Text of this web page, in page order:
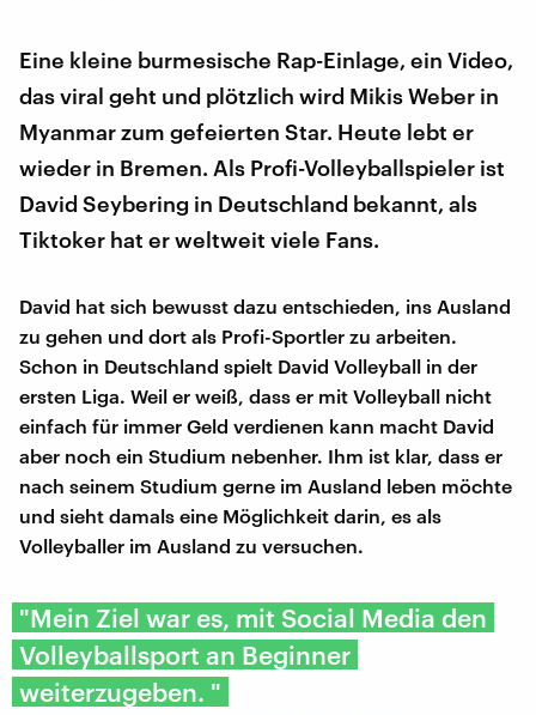
Eine kleine burmesische Rap-Einlage, ein Video,
das viral geht und plötzlich wird Mikis Weber in
Myanmar zum gefeierten Star. Heute lebt er
wieder in Bremen. Als Profi-Volleyballspieler ist
David Seybering in Deutschland bekannt, als
Tiktoker hat er weltweit viele Fans.
David hat sich bewusst dazu entschieden, ins Ausland
zu gehen und dort als Profi-Sportler zu arbeiten.
Schon in Deutschland spielt David Volleyball in der
ersten Liga. Weil er weiß, dass er mit Volleyball nicht
einfach für immer Geld verdienen kann macht David
aber noch ein Studium nebenher. Ihm ist klar, dass er
nach seinem Studium gerne im Ausland leben möchte
und sieht damals eine Möglichkeit darin, es als
Volleyballer im Ausland zu versuchen.
"Mein Ziel war es, mit Social Media den
Volleyballsport an Beginner
weiterzugeben. "